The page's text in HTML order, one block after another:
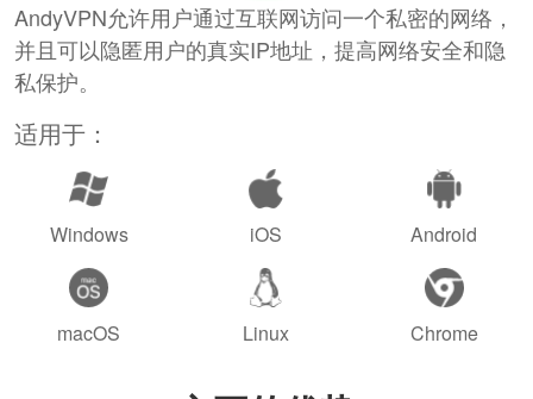
AndyVPN允许用户通过互联网访问一个私密的网络，
并且可以隐匿用户的真实IP地址，提高网络安全和隐
私保护。
适用于：
Windows iOS Android
macOS Linux Chrome